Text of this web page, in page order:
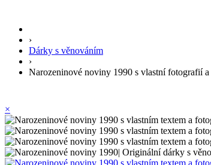
›
Dárky s věnováním
›
Narozeninové noviny 1990 s vlastní fotografií a
×